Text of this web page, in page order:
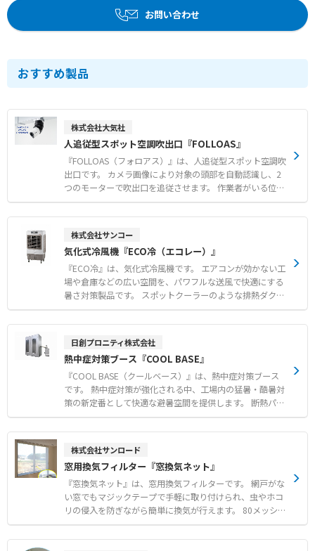
お問い合わせ
おすすめ製品
株式会社大気社
人追従型スポット空調吹出口『FOLLOAS』
『FOLLOAS（フォロアス）』は、人追従型スポット空調吹
出口です。 カメラ画像により対象の頭部を自動認識し、2
つのモーターで吹出口を追従させます。 作業者がいる位置
へ効果的に冷風を届けることで、大空間でも作業環境の快
適性を向上させます。 対象者の不在時には一定時間後に初
を削減します。 単相AC100Vまたは200V電源があれば設置
できるユニット構造により、短工期での導入に対応しま
す。 【特徴】 ●カメラ画像による頭部認識とモーター制
御による自動追従機能 ●未検出時の給気停止信号発信等に
よる省エネ化の実現 ●電源確保のみで取り付けが簡単なユ
ニット構造 【用途・事例】 ●工場や物流倉庫などの大空
間における作業者の個別空調 ●作業者が移動と停止を繰り
ネルギーロスが大きい場所での活用
株式会社サンコー
気化式冷風機『ECO冷（エコレー）』
『ECO冷』は、気化式冷風機です。 エアコンが効かない工
場や倉庫などの広い空間を、パワフルな送風で快適にする
暑さ対策製品です。 スポットクーラーのような排熱ダクト
がなく排熱が発生しないため、設置場所を選ばず冷やした
空気を無駄なく届けます。 エアコンに比べて低消費電力で
80°のオートスイング機能を搭載し、広い作業スペースへ
広範囲に送風が可能です。 1〜9時間まで設定可能なタイマ
ー機能や水ポンプ保護など、安心の安全機能も充実してい
ます。 【特徴】 ● 排熱ダクト不要で設置場所を選ばない
排熱なし設計 ● エアコンに比べ低消費電力による低コス
ト運用 ● 約80°のオートスイング機能による広範囲送風
【用途・事例】 ● 工場や倉庫における広い空間の全体冷
環境改善 ● イベントテントや農業施設などの大空間にお
ける快適な空間づくり
日創プロニティ株式会社
熱中症対策ブース『COOL BASE』
『COOL BASE（クールベース）』は、熱中症対策ブース
です。 熱中症対策が強化される中、工場内の猛暑・酷暑対
策の新定番として快適な避暑空間を提供します。 断熱パネ
ルを採用しており、お客様自身での組み立てが可能です。
工場のレイアウト変更が発生した場合でも、簡単に解体や
1〜2人用、3〜4人用、6〜7人用の3つのサイズから選択可
能です（※スポットクーラーはオプション）。 【特徴】
●断熱パネルを使用した高い機能性 ●お客様自身での組み
立てに対応 ●工場のレイアウト変更時にも簡単な解体と移
設が可能 【用途・事例】 ●工場内における休憩時間の避
暑エリア ●熱中症が疑われる作業者の一時的な救護スペー
ス
株式会社サンロード
窓用換気フィルター『窓換気ネット』
『窓換気ネット』は、窓用換気フィルターです。 網戸がな
い窓でもマジックテープで手軽に取り付けられ、虫やホコ
リの侵入を防ぎながら簡単に換気が行えます。 80メッシュ
の非常に細かい網目を採用しており、一般的な網戸ではす
り抜けてしまう小さな虫も確実にシャットアウトします。